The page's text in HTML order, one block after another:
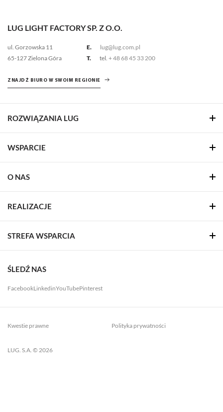
LUG LIGHT FACTORY SP. Z O.O.
ul. Gorzowska 11
65-127 Zielona Góra
E.
lug@lug.com.pl
T.
tel. + 48 68 45 33 200
ZNAJDŹ BIURO W SWOIM REGIONIE
ROZWIĄZANIA LUG
WSPARCIE
O NAS
REALIZACJE
STREFA WSPARCIA
ŚLEDŹ NAS
FacebookLinkedinYouTubePinterest
LUG. S.A. © 2026
Kwestie prawne Polityka prywatności